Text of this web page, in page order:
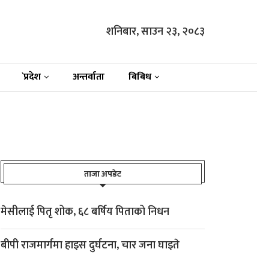
शनिबार, साउन २३, २०८३
`प्रदेश अन्तर्वाता बिबिध
ताजा अपडेट
मेसीलाई पितृ शोक, ६८ बर्षिय पिताको निधन
बीपी राजमार्गमा हाइस दुर्घटना, चार जना घाइते